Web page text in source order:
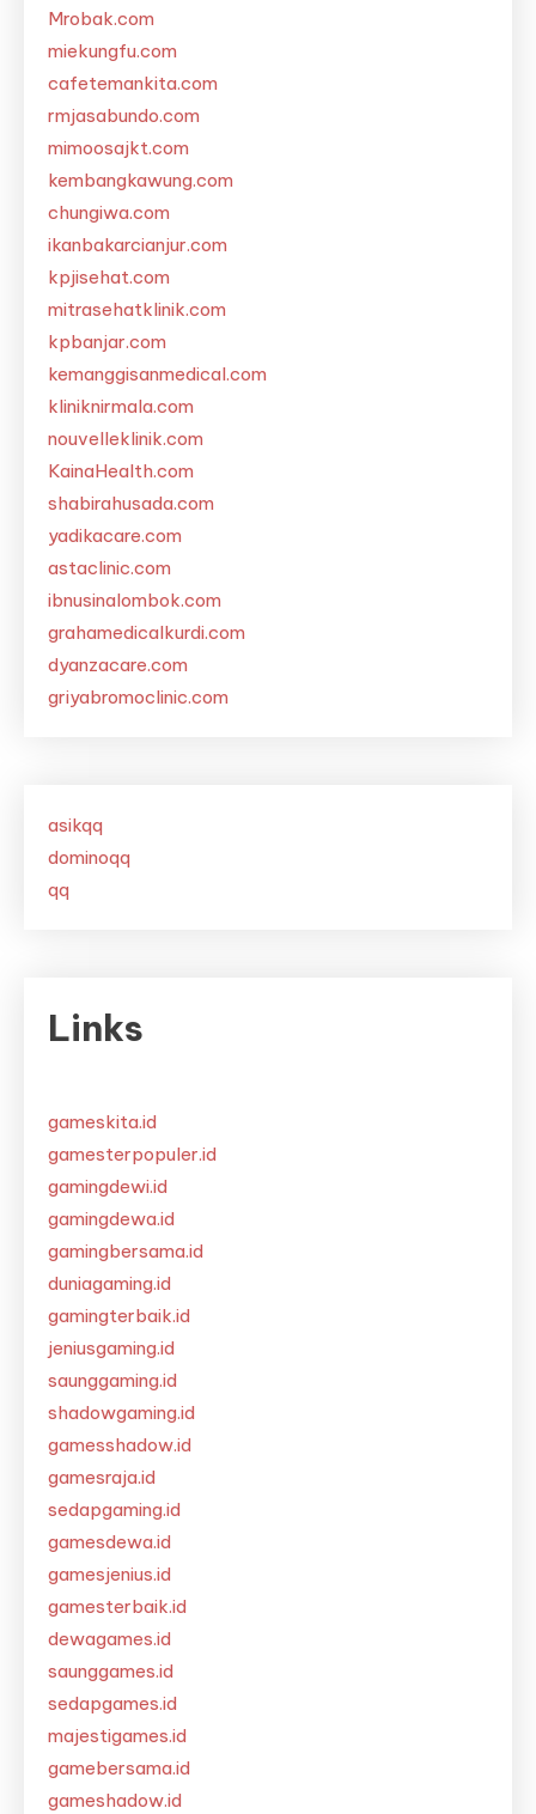
Mrobak.com
miekungfu.com
cafetemankita.com
rmjasabundo.com
mimoosajkt.com
kembangkawung.com
chungiwa.com
ikanbakarcianjur.com
kpjisehat.com
mitrasehatklinik.com
kpbanjar.com
kemanggisanmedical.com
kliniknirmala.com
nouvelleklinik.com
KainaHealth.com
shabirahusada.com
yadikacare.com
astaclinic.com
ibnusinalombok.com
grahamedicalkurdi.com
dyanzacare.com
griyabromoclinic.com
asikqq
dominoqq
qq
Links
gameskita.id
gamesterpopuler.id
gamingdewi.id
gamingdewa.id
gamingbersama.id
duniagaming.id
gamingterbaik.id
jeniusgaming.id
saunggaming.id
shadowgaming.id
gamesshadow.id
gamesraja.id
sedapgaming.id
gamesdewa.id
gamesjenius.id
gamesterbaik.id
dewagames.id
saunggames.id
sedapgames.id
majestigames.id
gamebersama.id
gameshadow.id